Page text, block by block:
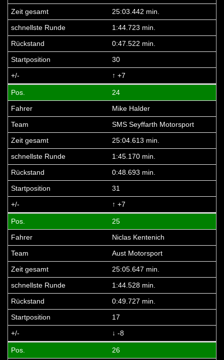
25:03.442 min.
1:44.723 min.
0:47.522 min.
30
↑ +7
24
Mike Halder
SMS Seyffarth Motorsport
25:04.613 min.
1:45.170 min.
0:48.693 min.
31
↑ +7
25
Niclas Kentenich
Aust Motorsport
25:05.647 min.
1:44.528 min.
0:49.727 min.
17
↓ -8
26